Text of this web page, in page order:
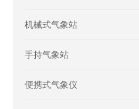
机械式气象站
手持气象站
便携式气象仪